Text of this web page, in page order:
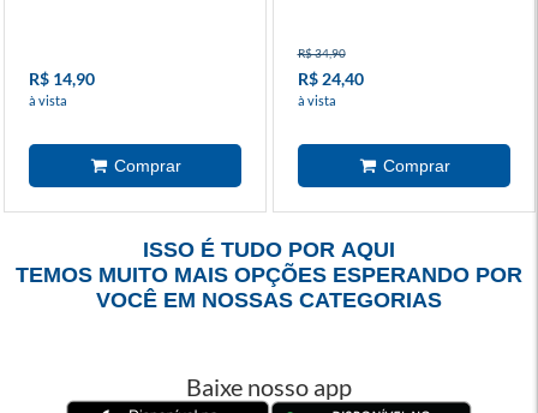
R$ 14,90
à vista
R$ 34,90
R$ 24,40
à vista
ISSO É TUDO POR AQUI
TEMOS MUITO MAIS OPÇÕES ESPERANDO POR
VOCÊ EM NOSSAS CATEGORIAS
Baixe nosso app